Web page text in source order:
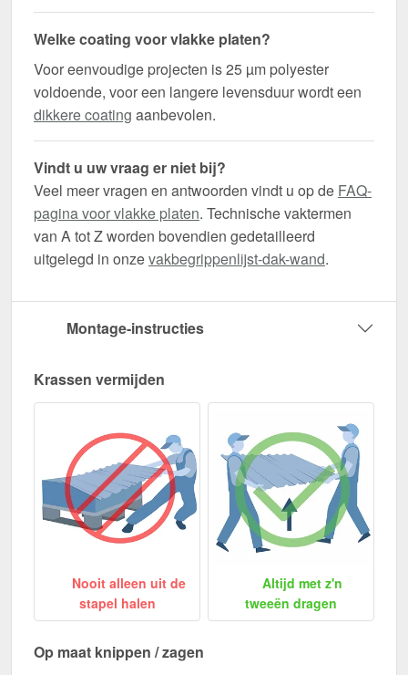
Welke coating voor vlakke platen?
Voor eenvoudige projecten is 25 µm polyester
voldoende, voor een langere levensduur wordt een
dikkere coating aanbevolen.
Vindt u uw vraag er niet bij?
Veel meer vragen en antwoorden vindt u op de FAQ-
pagina voor vlakke platen. Technische vaktermen
van A tot Z worden bovendien gedetailleerd
uitgelegd in onzevakbegrippenlijst-dak-wand.
Montage-instructies
Krassen vermijden
Nooit alleen uit de
stapel halen
Altijd met z'n
tweeën dragen
Op maat knippen / zagen